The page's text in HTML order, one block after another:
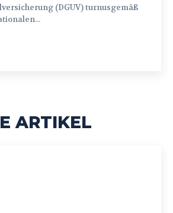
(DGUV) turnusgemäß
ARTIKEL